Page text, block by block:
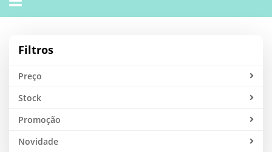
navigation
Filtros
Preço
Stock
Promoção
Novidade